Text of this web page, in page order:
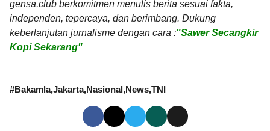
gensa.club berkomitmen menulis berita sesuai fakta,
independen, tepercaya, dan berimbang. Dukung
keberlanjutan jurnalisme dengan cara :"Sawer Secangkir
Kopi Sekarang"
#Bakamla Jakarta Nasional News TNI